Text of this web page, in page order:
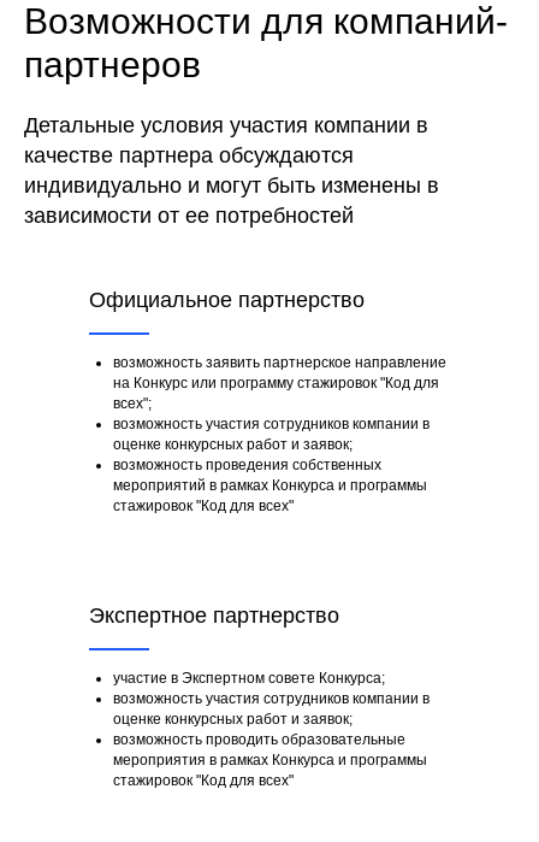
Возможности для компаний-
партнеров
Детальные условия участия компании в
качестве партнера обсуждаются
индивидуально и могут быть изменены в
зависимости от ее потребностей
Официальное партнерство
возможность заявить партнерское направление
на Конкурс или программу стажировок "Код для
всех";
возможность участия сотрудников компании в
оценке конкурсных работ и заявок;
возможность проведения собственных
мероприятий в рамках Конкурса и программы
стажировок "Код для всех"
Экспертное партнерство
участие в Экспертном совете Конкурса;
возможность участия сотрудников компании в
оценке конкурсных работ и заявок;
возможность проводить образовательные
мероприятия в рамках Конкурса и программы
стажировок "Код для всех"